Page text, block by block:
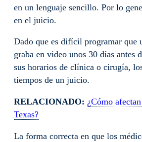
en un lenguaje sencillo. Por lo
en el juicio.
Dado que es difícil programar que
graba en video unos 30 días
sus horarios de clínica o cirugía,
tiempos de un juicio.
RELACIONADO: ¿Cómo
Texas?
La forma correcta en que los